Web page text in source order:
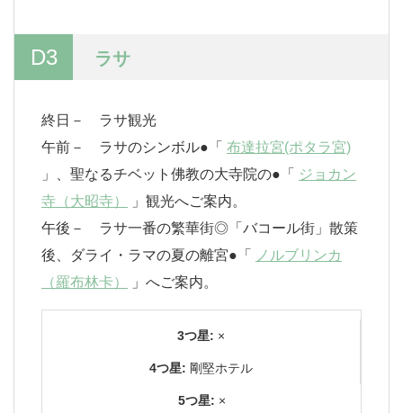
D3 ラサ
終日－ ラサ観光
午前－ ラサのシンボル●「 布達拉宮(ポタラ宮)
」、聖なるチベット佛教の大寺院の●「
ジョカン
寺（大昭寺）
」観光へご案内。
午後－ ラサ一番の繁華街◎「バコール街」散策
後、ダライ・ラマの夏の離宮●「
ノルブリンカ
（羅布林卡）
」へご案内。
3つ星: ×
4つ星: 剛堅ホテル
5つ星: ×